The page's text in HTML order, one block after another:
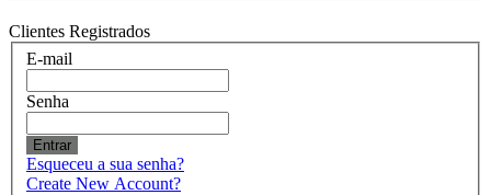
Clientes Registrados
E-mail
Senha
Entrar
Esqueceu a sua senha?
Create New Account?